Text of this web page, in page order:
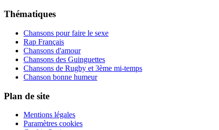
Thématiques
Chansons pour faire le sexe
Rap Français
Chansons d'amour
Chansons des Guinguettes
Chansons de Rugby et 3ème mi-temps
Chanson bonne humeur
Plan de site
Mentions légales
Paramètres cookies